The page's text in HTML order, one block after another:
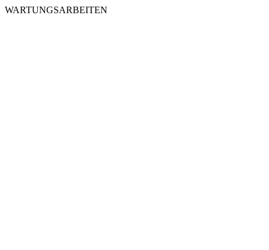
WARTUNGSARBEITEN